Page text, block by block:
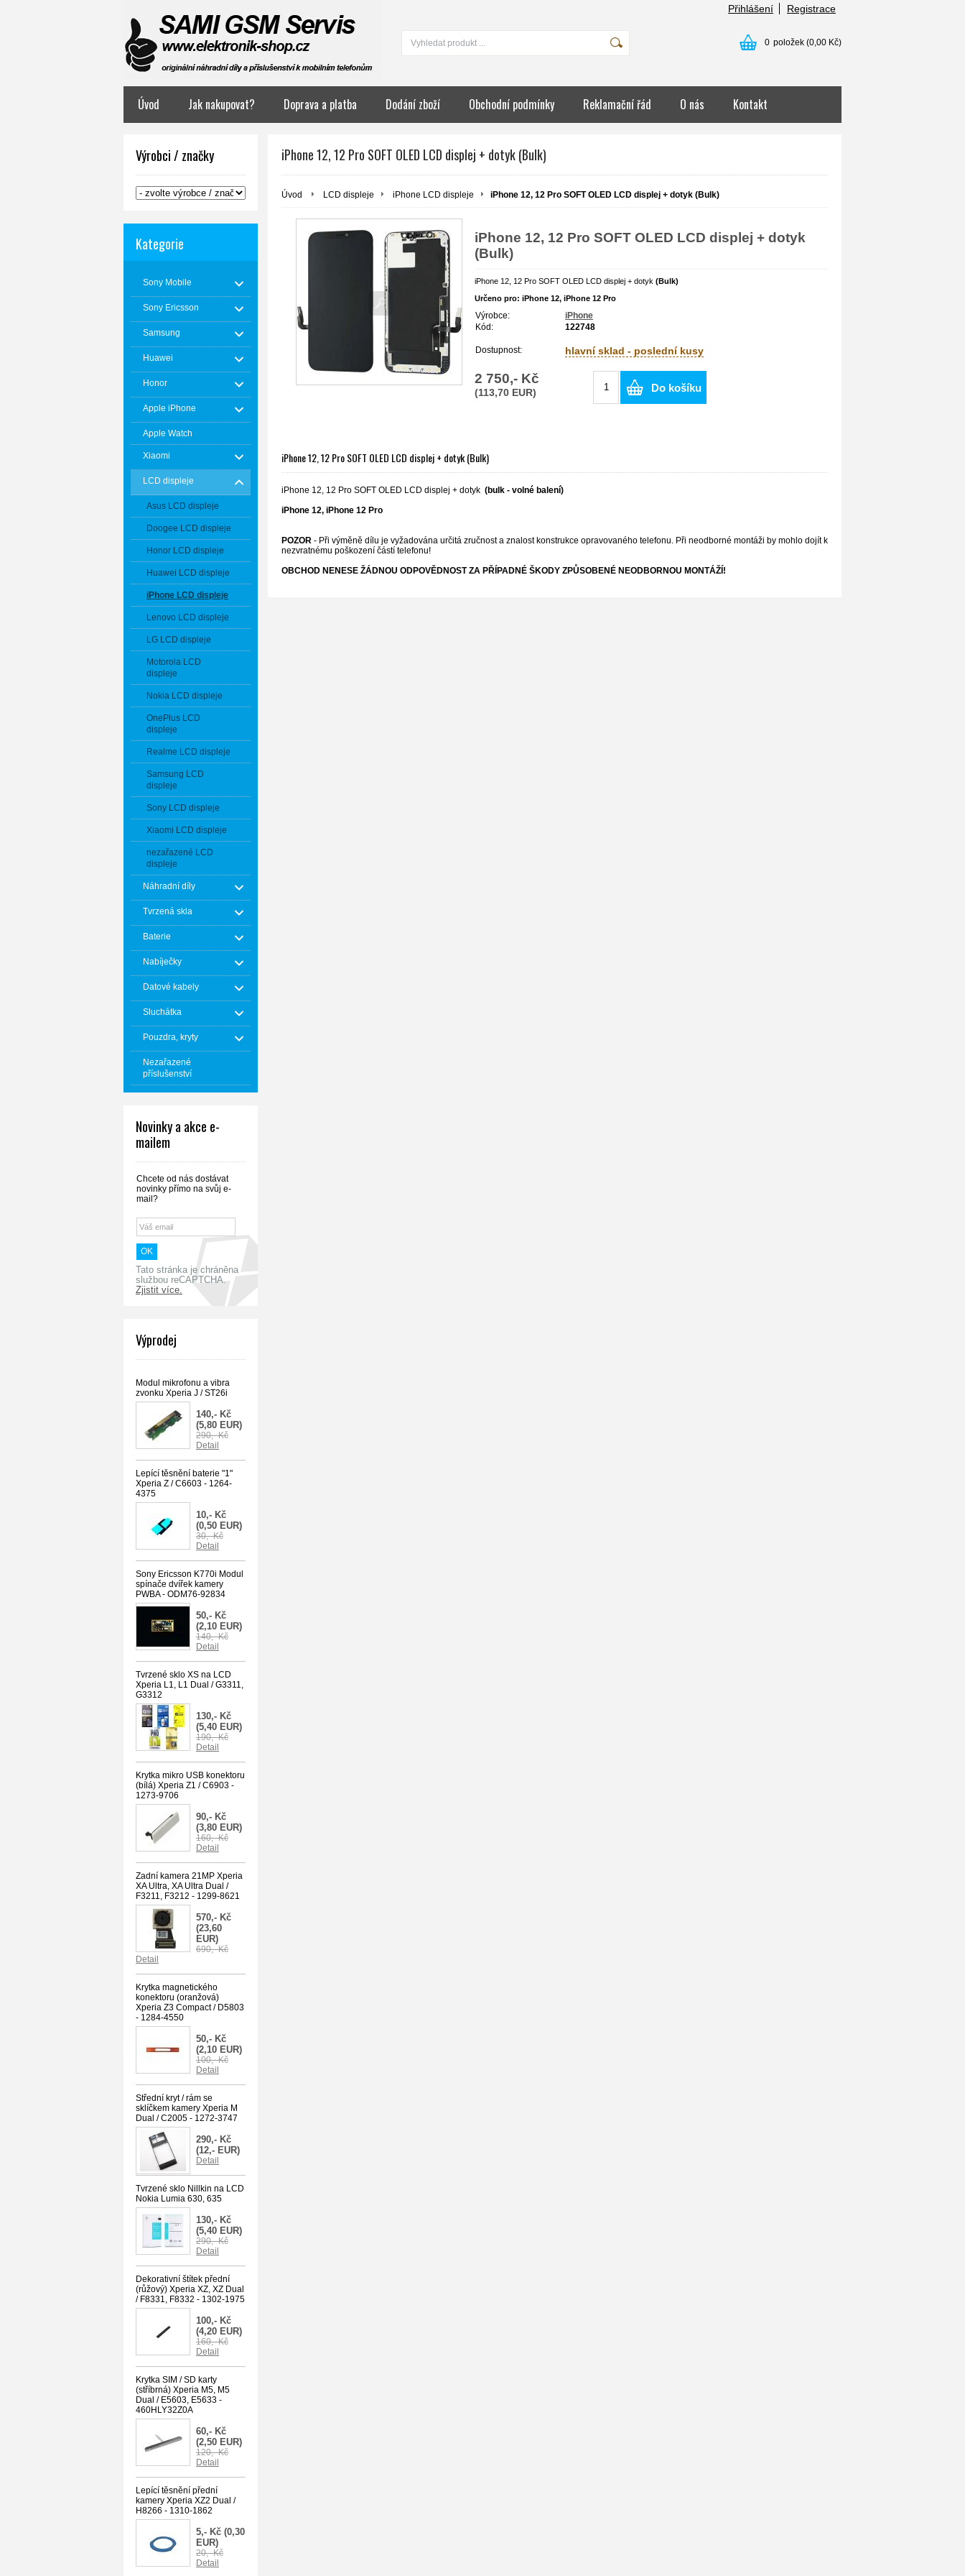
Přihlášení Registrace
0 položek (0,00 Kč)
Úvod Jak nakupovat? Doprava a platba Dodání zboží Obchodní podmínky Reklamační řád O nás Kontakt
Výrobci / značky
Kategorie
Sony Mobile
Sony Ericsson
Samsung
Huawei
Honor
Apple iPhone
Apple Watch
Xiaomi
LCD displeje
Asus LCD displeje
Doogee LCD displeje
Honor LCD displeje
Huawei LCD displeje
iPhone LCD displeje
Lenovo LCD displeje
LG LCD displeje
Motorola LCD
displeje
Nokia LCD displeje
OnePlus LCD
displeje
Realme LCD displeje
Samsung LCD
displeje
Sony LCD displeje
Xiaomi LCD displeje
nezařazené LCD
displeje
Náhradní díly
Tvrzená skla
Baterie
Nabíječky
Datové kabely
Sluchátka
Pouzdra, kryty
Nezařazené
příslušenství
Novinky a akce e-
mailem
Chcete od nás dostávat
novinky přímo na svůj e-
mail?
Tato stránka je chráněna
službou reCAPTCHA.
Zjistit více.
Výprodej
Modul mikrofonu a vibra
zvonku Xperia J / ST26i
140,- Kč
(5,80 EUR)
290,- Kč
Detail
Lepící těsnění baterie "1"
Xperia Z / C6603 - 1264-
4375
10,- Kč
(0,50 EUR)
30,- Kč
Detail
Sony Ericsson K770i Modul
spínače dvířek kamery
PWBA - ODM76-92834
50,- Kč
(2,10 EUR)
140,- Kč
Detail
Tvrzené sklo XS na LCD
Xperia L1, L1 Dual / G3311,
G3312
130,- Kč
(5,40 EUR)
190,- Kč
Detail
Krytka mikro USB konektoru
(bílá) Xperia Z1 / C6903 -
1273-9706
90,- Kč
(3,80 EUR)
160,- Kč
Detail
Zadní kamera 21MP Xperia
XA Ultra, XA Ultra Dual /
F3211, F3212 - 1299-8621
570,- Kč
(23,60
EUR)
690,- Kč
Detail
Krytka magnetického
konektoru (oranžová)
Xperia Z3 Compact / D5803
- 1284-4550
50,- Kč
(2,10 EUR)
100,- Kč
Detail
Střední kryt / rám se
sklíčkem kamery Xperia M
Dual / C2005 - 1272-3747
290,- Kč
(12,- EUR)
Detail
Tvrzené sklo Nillkin na LCD
Nokia Lumia 630, 635
130,- Kč
(5,40 EUR)
290,- Kč
Detail
Dekorativní štítek přední
(růžový) Xperia XZ, XZ Dual
/ F8331, F8332 - 1302-1975
100,- Kč
(4,20 EUR)
160,- Kč
Detail
Krytka SIM / SD karty
(stříbrná) Xperia M5, M5
Dual / E5603, E5633 -
460HLY32Z0A
60,- Kč
(2,50 EUR)
120,- Kč
Detail
Lepící těsnění přední
kamery Xperia XZ2 Dual /
H8266 - 1310-1862
5,- Kč (0,30
EUR)
20,- Kč
Detail
iPhone 12, 12 Pro SOFT OLED LCD displej + dotyk (Bulk)
Úvod LCD displeje iPhone LCD displeje iPhone 12, 12 Pro SOFT OLED LCD displej + dotyk (Bulk)
iPhone 12, 12 Pro SOFT OLED LCD displej + dotyk
(Bulk)
iPhone 12, 12 Pro SOFT OLED LCD displej + dotyk (Bulk)
Určeno pro: iPhone 12, iPhone 12 Pro
Výrobce:
iPhone
Kód:
122748
Dostupnost: hlavní sklad - poslední kusy
2 750,- Kč
(113,70 EUR) Do košíku
iPhone 12, 12 Pro SOFT OLED LCD displej + dotyk (Bulk)
iPhone 12, 12 Pro SOFT OLED LCD displej + dotyk (bulk - volné balení)
iPhone 12, iPhone 12 Pro
POZOR - Při výměně dílu je vyžadována určitá zručnost a znalost konstrukce opravovaného telefonu. Při neodborné montáži by mohlo dojít k
nezvratnému poškození částí telefonu!
OBCHOD NENESE ŽÁDNOU ODPOVĚDNOST ZA PŘÍPADNÉ ŠKODY ZPŮSOBENÉ NEODBORNOU MONTÁŽÍ!